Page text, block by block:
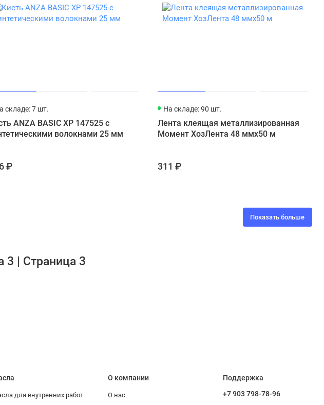
складе: 7 шт.
ANZA BASIC XP 147525 с
волокнами 25 мм
₽
На складе: 90 шт.
Лента клеящая металлизированная
Момент ХозЛента 48 ммх50 м
311 ₽
Показать больше
3 | Страница 3
для внутренних работ
О компании
О нас
Поддержка
+7 903 798-78-96